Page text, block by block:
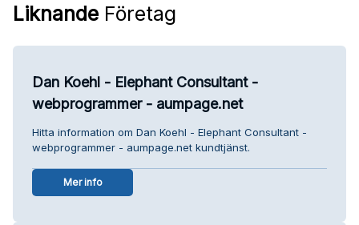
Liknande Företag
Dan Koehl - Elephant Consultant -
webprogrammer - aumpage.net
Hitta information om Dan Koehl - Elephant Consultant -
webprogrammer - aumpage.net kundtjänst.
Mer info